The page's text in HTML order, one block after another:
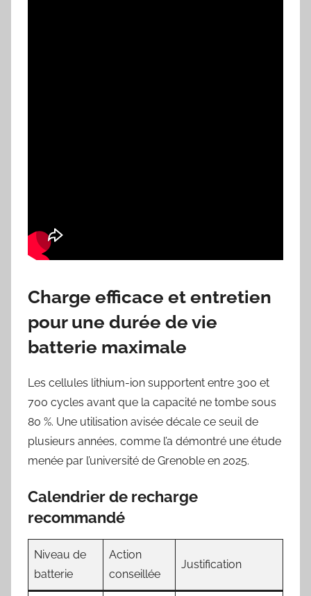
Charge efficace et entretien
pour une durée de vie
batterie maximale
Les cellules lithium-ion supportent entre 300 et
700 cycles avant que la capacité ne tombe sous
80 %. Une utilisation avisée décale ce seuil de
plusieurs années, comme l’a démontré une étude
menée par l’université de Grenoble en 2025.
Calendrier de recharge
recommandé
Niveau de
batterie
Action
conseillée
Justification